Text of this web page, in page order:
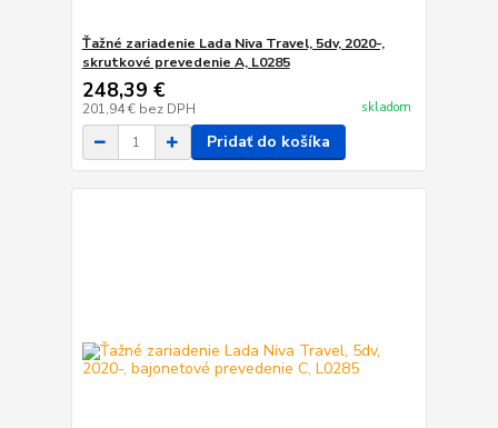
Ťažné zariadenie Lada Niva Travel, 5dv, 2020-,
skrutkové prevedenie A, L0285
248,39 €
201,94 € bez DPH skladom
Pridať do košíka